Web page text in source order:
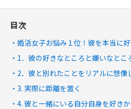
目次
婚活女子お悩み１位！彼を本当に
1．彼の好きなところと嫌いなとこ
2．彼と別れたことをリアルに想像
3. 実際に距離を置く
4. 彼と一緒にいる自分自身を好き